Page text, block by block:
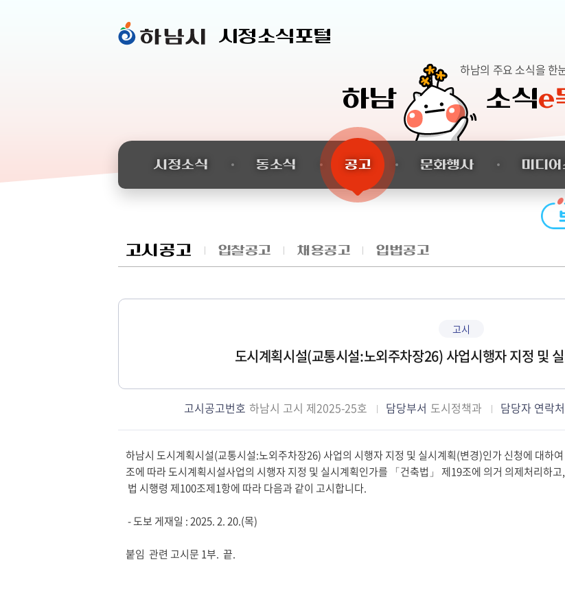
시정소식포털
하남 소식e
하남의 주요 소식을 한
시정소식 동소식 공고 문화행사 미디어
고시공고 입찰공고 채용공고 입법공고
고시
도시계획시설(교통시설:노외주차장26) 사업시행자 지정 및
고시공고번호 하남시 고시 제2025-25호 담당부서 도시정책과 담당자 연락처